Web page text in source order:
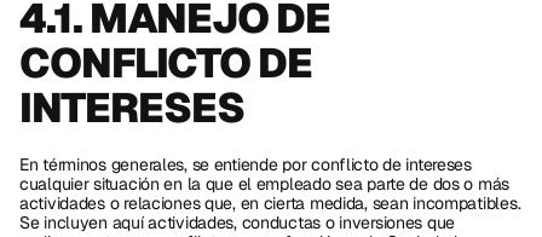
4.1. MANEJO DE
CONFLICTO DE
INTERESES
En términos generales, se entiende por conflicto de intereses
cualquier situación en la que el empleado sea parte de dos o más
actividades o relaciones que, en cierta medida, sean incompatibles.
Se incluyen aquí actividades, conductas o inversiones que